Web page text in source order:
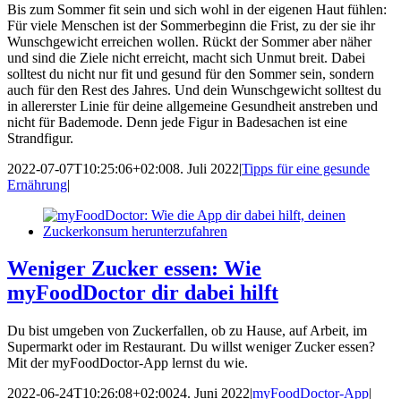
Bis zum Sommer fit sein und sich wohl in der eigenen Haut fühlen:
Für viele Menschen ist der Sommerbeginn die Frist, zu der sie ihr
Wunschgewicht erreichen wollen. Rückt der Sommer aber näher
und sind die Ziele nicht erreicht, macht sich Unmut breit. Dabei
solltest du nicht nur fit und gesund für den Sommer sein, sondern
auch für den Rest des Jahres. Und dein Wunschgewicht solltest du
in allererster Linie für deine allgemeine Gesundheit anstreben und
nicht für Bademode. Denn jede Figur in Badesachen ist eine
Strandfigur.
2022-07-07T10:25:06+02:008. Juli 2022|Tipps für eine gesunde
Ernährung|
Weniger Zucker essen: Wie
myFoodDoctor dir dabei hilft
Du bist umgeben von Zuckerfallen, ob zu Hause, auf Arbeit, im
Supermarkt oder im Restaurant. Du willst weniger Zucker essen?
Mit der myFoodDoctor-App lernst du wie.
2022-06-24T10:26:08+02:0024. Juni 2022|myFoodDoctor-App|